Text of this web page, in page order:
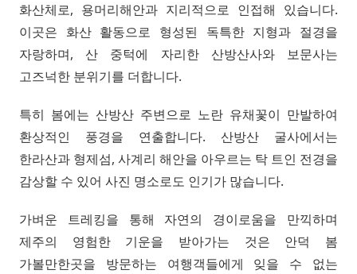
화산체로, 용머리해안과 지리적으로 인접해 있습니다.
이곳은 화산 활동으로 형성된 독특한 지형과 절경을
자랑하며, 산 중턱에 자리한 산방산사와 보문사는
고즈넉한 분위기를 더합니다.
특히 봄에는 산방산 주변으로 노란 유채꽃이 만발하여
환상적인 풍경을 연출합니다. 산방산 굴사에서는
한라산과 형제섬, 사계리 해안을 아우르는 탁 트인 전경을
감상할 수 있어 사진 명소로도 인기가 많습니다.
가벼운 트레킹을 통해 자연의 경이로움을 만끽하며
제주의 영험한 기운을 받아가는 것은 안덕 봄
가볼만한곳을 방문하는 여행객들에게 잊을 수 없는